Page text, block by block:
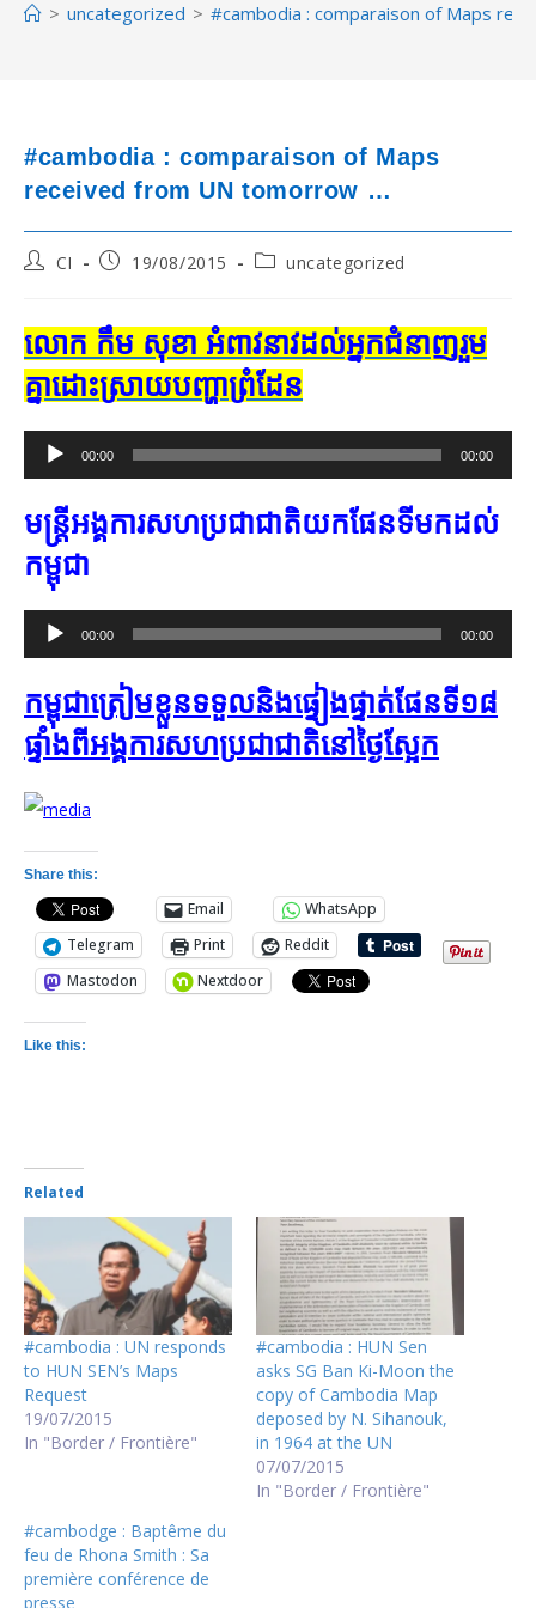
> uncategorized > #cambodia : comparaison of Maps
#cambodia : comparaison of Maps
received from UN tomorrow …
PostCI
Post19/08/2015
Postuncategorized
លោក កឹម សុខា អំពាវនាវ​ដល់​អ្នកជំនាញ​រួម
គ្នា​ដោះស្រាយ​បញ្ហា​ព្រំដែន
Audio
Player
00:00 00:00
មន្ត្រី​អង្គការ​សហប្រជាជាតិ​យក​ផែនទី​មក​ដល់​
កម្ពុជា
Audio
Player
00:00 00:00
កម្ពុជាត្រៀម​ខ្លួន​ទទួលនិង​ផ្ទៀង​ផ្ទាត់​​ផែនទី​១៨​
ផ្ទាំង​ពី​អង្គការ​សហប្រជាជាតិ​នៅ​ថ្ងៃ​ស្អែក
Share this:
Email
WhatsApp
Telegram
Print
Reddit
Mastodon
Nextdoor
Like this:
Related
#cambodia : UN responds
to HUN SEN’s Maps
Request
19/07/2015
In "Border / Frontière"
#cambodia : HUN Sen
asks SG Ban Ki-Moon the
copy of Cambodia Map
deposed by N. Sihanouk,
in 1964 at the UN
07/07/2015
In "Border / Frontière"
#cambodge : Baptême du
feu de Rhona Smith : Sa
première conférence de
presse